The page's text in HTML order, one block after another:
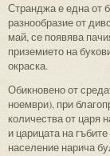
Странджа е една от
разнообразие от
май, се появява
приземието на
окраска.
Обикновено от
ноември), при
количества от царя
и царицата на
население нарича